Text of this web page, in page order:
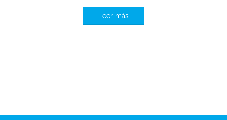
Leer más